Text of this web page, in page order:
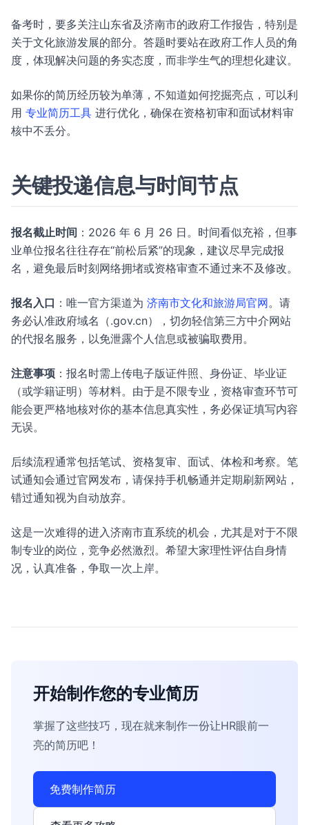
备考时，要多关注山东省及济南市的政府工作报告，特别是
关于文化旅游发展的部分。答题时要站在政府工作人员的角
度，体现解决问题的务实态度，而非学生气的理想化建议。
如果你的简历经历较为单薄，不知道如何挖掘亮点，可以利
用 专业简历工具 进行优化，确保在资格初审和面试材料审
核中不丢分。
关键投递信息与时间节点
报名截止时间 ：2026 年 6 月 26 日。时间看似充裕，但事
业单位报名往往存在“前松后紧”的现象，建议尽早完成报
名，避免最后时刻网络拥堵或资格审查不通过来不及修改。
报名入口 ：唯一官方渠道为 济南市文化和旅游局官网。请
务必认准政府域名（.gov.cn），切勿轻信第三方中介网站
的代报名服务，以免泄露个人信息或被骗取费用。
注意事项 ：报名时需上传电子版证件照、身份证、毕业证
（或学籍证明）等材料。由于是不限专业，资格审查环节可
能会更严格地核对你的基本信息真实性，务必保证填写内容
无误。
后续流程通常包括笔试、资格复审、面试、体检和考察。笔
试通知会通过官网发布，请保持手机畅通并定期刷新网站，
错过通知视为自动放弃。
这是一次难得的进入济南市直系统的机会，尤其是对于不限
制专业的岗位，竞争必然激烈。希望大家理性评估自身情
况，认真准备，争取一次上岸。
开始制作您的专业简历
掌握了这些技巧，现在就来制作一份让HR眼前一
亮的简历吧！
免费制作简历